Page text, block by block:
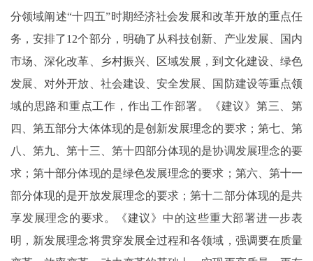
分领域阐述“十四五”时期经济社会发展和改革开放的重点任
务，安排了12个部分，明确了从科技创新、产业发展、国内
市场、深化改革、乡村振兴、区域发展，到文化建设、绿色
发展、对外开放、社会建设、安全发展、国防建设等重点领
域的思路和重点工作，作出工作部署。《建议》第三、第
四、第五部分大体体现的是创新发展理念的要求；第七、第
八、第九、第十三、第十四部分体现的是协调发展理念的要
求；第十部分体现的是绿色发展理念的要求；第六、第十一
部分体现的是开放发展理念的要求；第十二部分体现的是共
享发展理念的要求。《建议》中的这些重大部署进一步表
明，新发展理念将贯穿发展全过程和各领域，强调要在质量